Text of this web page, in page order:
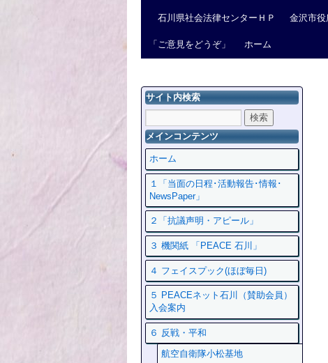
石川県社会法律センターＨＰ 金沢市
「ご意見をどうぞ」 ホーム
サイト内検索
メインコンテンツ
ホーム
１「当面の日程･活動報告･情報･
NewsPaper」
２「抗議声明・アピール」
３ 機関紙 「PEACE 石川」
４ フェイスプック(ほぼ毎日)
５ PEACEネット石川（賛助会員）
入会案内
６ 反戦・平和
航空自衛隊小松基地